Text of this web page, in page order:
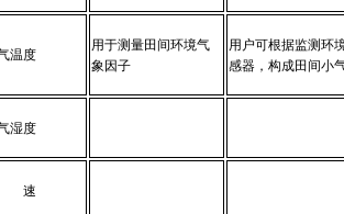
温度
用于测量田间环境气
象因子
用户可根据监测环
感器，构成田间小
湿度
速